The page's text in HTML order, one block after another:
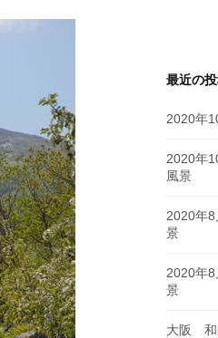
最近の
2020年
2020年
風景
2020年
景
2020年
景
大阪